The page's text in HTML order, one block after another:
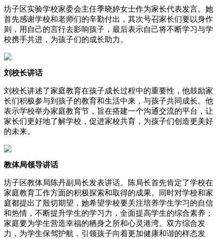
坊子区实验学校家委会主任季晓婷女士作为家长代表发言。她
首先感谢学校和老师们的辛勤付出，其次号召家长们要以身作
则，用自己的言行去影响孩子，最后表示自己将不断学习与学
校携手共进，为孩子们的成长助力。
刘校长讲话
刘校长讲述了家庭教育在孩子成长过程中的重要性，他鼓励家
长们积极参与到孩子的教育和生活中来，与孩子共同成长。他
表示学校举办家庭教育节，旨在搭建一个沟通交流的平台，让
家长们更好地了解学校，促进家校共育，为孩子们创造更美好
的未来。
教体局领导讲话
坊子区教体局陈丹副局长发表讲话。陈局长首先肯定了学校在
家庭教育工作方面的积极探索和取得的成果。同时对学校和家
庭都提出了殷切期望，她希望学校要关注培养学生学习的自信
和热情，不断提升学生的学习力，全面提高学生的综合素养；
家庭要为学生营造幸福的栖身之所和心灵港湾。双方综合发
力，为学生保驾护航，引领孩子向着更加健康和谐的样态发